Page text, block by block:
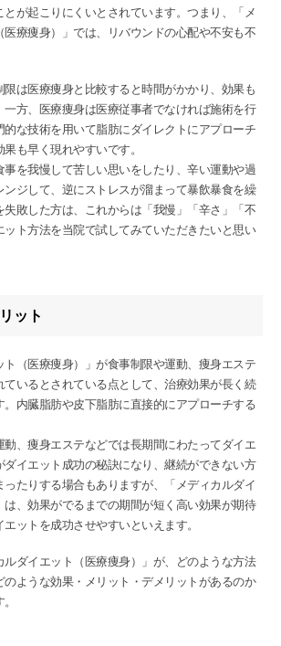
とが起こりにくいとされています。つまり、「メ
療痩身）」では、リバウンドの心配や不安も不
限は医療痩身と比較すると時間がかかり、効果も
方、医療痩身は医療従事者でなければ施術を行
的な技術を用いて脂肪にダイレクトにアプローチ
も早く現れやすいです。
を我慢して苦しい思いをしたり、辛い運動や過
ンジして、逆にストレスが溜まって暴飲暴食を繰
失敗した方は、これからは「我慢」「辛さ」「不
ト方法を当院で試してみていただきたいと思い
ット
ト（医療痩身）」が食事制限や運動、痩身エステ
ているとされている点として、治療効果が長く続
。内臓脂肪や皮下脂肪に直接的にアプローチする
動、痩身エステなどでは長期間にわたってダイエ
ダイエット成功の秘訣になり、継続ができない方
ったりする場合もありますが、「メディカルダイ
は、効果がでるまでの期間が短く高い効果が期待
ットを成功させやすいといえます。
ダイエット（医療痩身）」が、どのような方法
ような効果・メリット・デメリットがあるのか